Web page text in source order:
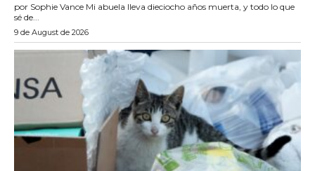
por Sophie Vance Mi abuela lleva dieciocho años muerta, y todo lo que
sé de...
9 de August de 2026